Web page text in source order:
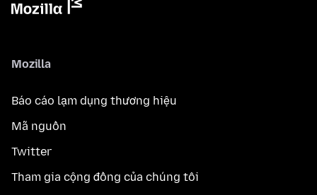
Mozilla
Báo cáo lạm dụng thương hiệu
Mã nguồn
Twitter
Tham gia cộng đồng của chúng tôi